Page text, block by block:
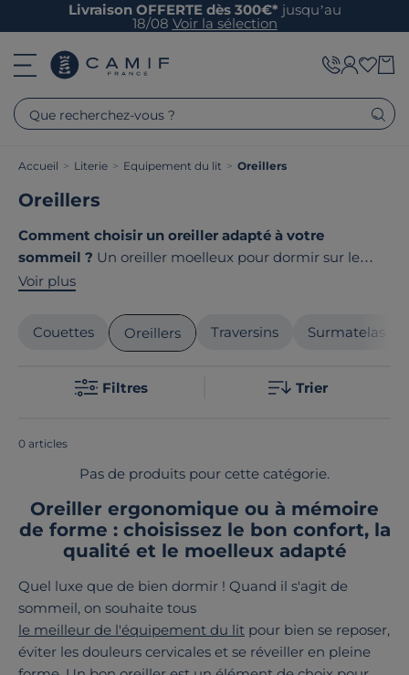
Livraison OFFERTE dès 300€* jusqu’au
18/08 Voir la sélection
Que recherchez-vous ?
Accueil > Literie > Equipement du lit > Oreillers
Oreillers
Comment choisir un oreiller adapté à votre
sommeil ? Un oreiller moelleux pour dormir sur le
ventre, ferme pour le côté ou ergonomique pour le
duvet, le choix de votre oreiller est très personnel. Chez
Camif, nous vous guidons vers l'oreiller qui vous
nos produits ? Ils sont tous
fabriqués en France ou en
Voir plus
Couettes Oreillers Traversins Surmatelas
Filtres Trier
0 articles
Pas de produits pour cette catégorie.
Oreiller ergonomique ou à mémoire
de forme : choisissez le bon confort, la
qualité et le moelleux adapté
Quel luxe que de bien dormir ! Quand il s'agit de
sommeil, on souhaite tous
le meilleur de l'équipement du lit pour bien se reposer,
éviter les douleurs cervicales et se réveiller en pleine